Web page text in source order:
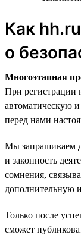
Как
о
Многоэтапная
При регистрации
автоматическую
перед нами
Мы запрашиваем
и законность
сомнения,
дополнительную
Только после
сможет